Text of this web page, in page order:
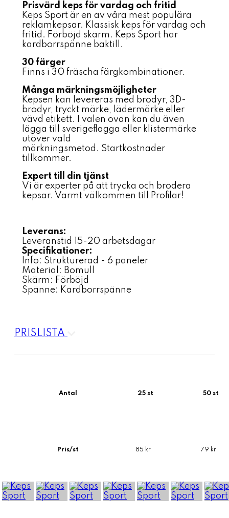
Prisvärd keps för vardag och fritid
Keps Sport är en av våra mest populära
reklamkepsar. Klassisk keps för vardag och
fritid. Förböjd skärm. Keps Sport har
kardborrspänne baktill.
30 färger
Finns i 30 fräscha färgkombinationer.
Många märkningsmöjligheter
Kepsen kan levereras med brodyr, 3D-
brodyr, tryckt märke, lädermärke eller
vävd etikett. I valen ovan kan du även
lägga till sverigeflagga eller klistermärke
utöver vald
märkningsmetod. Startkostnader
tillkommer.
Expert till din tjänst
Vi är experter på att trycka och brodera
kepsar. Varmt välkommen till Profilar!
Leverans:
Leveranstid 15-20 arbetsdagar
Specifikationer:
Info: Strukturerad - 6 paneler
Material: Bomull
Skärm: Förböjd
Spänne: Kardborrspänne
PRISLISTA
Antal 25 st 50 st
Pris/st 85 kr 79 kr